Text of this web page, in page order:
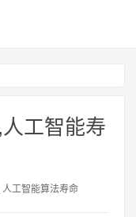
工智能寿
人工智能算法寿命